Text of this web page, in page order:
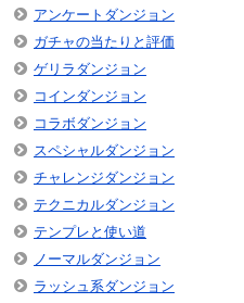
アンケートダンジョン
ガチャの当たりと評価
ゲリラダンジョン
コインダンジョン
コラボダンジョン
スペシャルダンジョン
チャレンジダンジョン
テクニカルダンジョン
テンプレと使い道
ノーマルダンジョン
ラッシュ系ダンジョン